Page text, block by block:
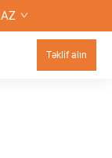
AZ
Təklif alın